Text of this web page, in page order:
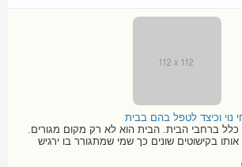
נוי וכיצד לטפל בהם בבית
כלל ברחבי הבית. הבית הוא לא רק מקום מגורים.
בקישוטים שונים כך שמי שמתגורר בו ירגיש